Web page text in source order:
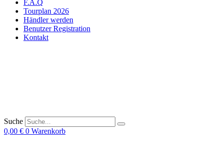
F.A.Q
Tourplan 2026
Händler werden
Benutzer Registration
Kontakt
Suche
0,00 € 0 Warenkorb